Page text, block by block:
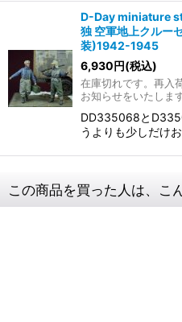
D-Day miniature
独 空軍地上クルー
装)1942-1945
6,930円(税込)
在庫切れです。再入
お知らせをいたします
DD335068と
うよりも少しだけ
この商品を買った人は、こ